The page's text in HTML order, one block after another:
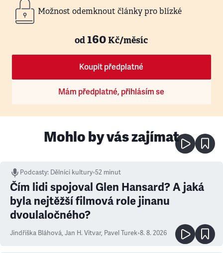
Možnost odemknout články pro blízké
od160Kč/měsíc
Koupit předplatné
Mám předplatné, přihlásím se
Mohlo by vás zajímat
Podcasty: Dělníci kultury•52 minut
Čím lidi spojoval Glen Hansard? A jaká
byla nejtěžší filmová role jinanu
dvoulaločného?
Jindřiška Bláhová, Jan H. Vitvar, Pavel Turek•8. 8. 2026